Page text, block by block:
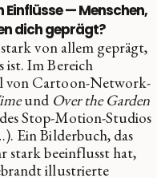
— Menschen,
dich geprägt?
von allem geprägt,
ist. Im Bereich
von Cartoon-Network-
und Over the Garden
Stop-Motion-Studios
Ein Bilderbuch, das
stark beeinflusst hat,
illustrierte